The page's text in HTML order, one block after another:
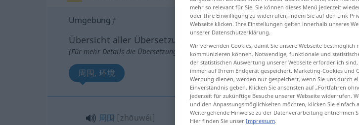
Umgebung f
Übersicht aller Übersetzungen
(Für mehr Details die Übersetzung anklicken/antippen)
周围, 环境
周围 [zhōuwéi] Umgebung
mehr so relevant für Sie. Sie können dieses Menü jederzeit
oder Ihre Einwilligung zu widerrufen, indem Sie auf den Link
Webseite klicken. Ihre Einstellungen gelten innerhalb unseres
unserer Datenschutzerklärung.
Wir verwenden Cookies, damit Sie unsere Webseite
kommunizieren können. Notwendige, funktionale und
der statistischen Auswertung unserer Webseite erforderlich
immer auf Ihrem Endgerät gespeichert. Marketing-Cookies und
Werbung dienen, werden nur gespeichert, wenn Sie uns durch
Einverständnis geben. Klicken Sie ansonsten auf „Fortfahren
jederzeit für zukünftige Besuche unserer Webseite widerrufen.
und den Anpassungsmöglichkeiten möchten, klicken Sie
Weitergehende Hinweise zu der Datenverarbeitung entnehmen
Hier finden Sie unser Impressum.